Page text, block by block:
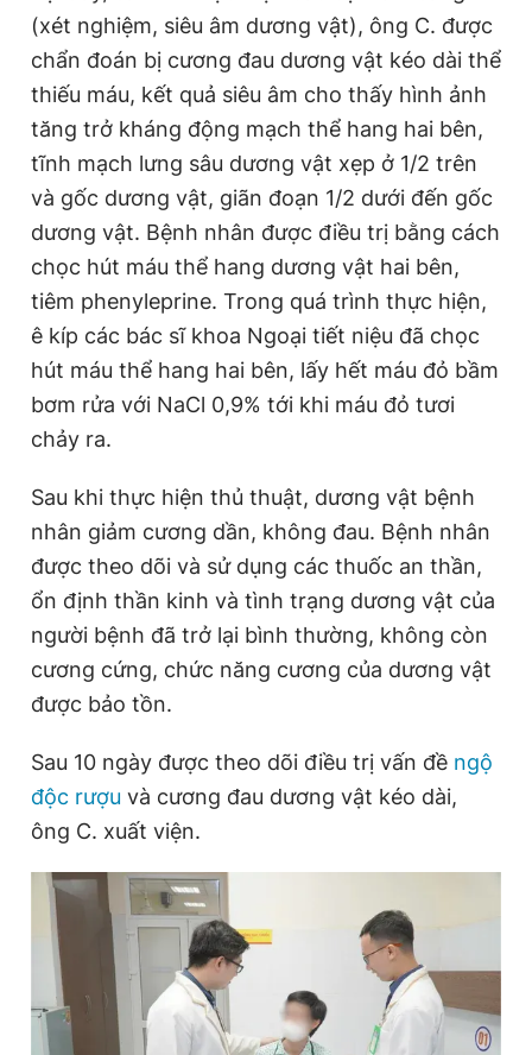
Theo dõi báo trên
Hotline
0906 645 777
Liên hệ quảng cáo
0908 780 404
Đặt báo Quảng cáo RSS Tòa soạn Chính sách bảo
Tổng biên tập: Nguyễn Ngọc Toàn
Phó tổng biên tập thường trực: Hải Thành
Phó tổng biên tập: Lâm Hiếu Dũng
Phó tổng biên tập: Trần Việt Hưng
Tổng thư ký tòa soạn: Đức Trung
Giấy phép xuất bản số 110/GP - BTTTT cấp ngày 24.3.2020
chép dưới mọi hình thức nếu không có sự chấp thuận bằng văn
bản. Phát triển bởi ePi Technologies, JSC.
(xét nghiệm, siêu âm dương vật), ông C. được
chẩn đoán bị cương đau dương vật kéo dài thể
thiếu máu, kết quả siêu âm cho thấy hình ảnh
tăng trở kháng động mạch thể hang hai bên,
tĩnh mạch lưng sâu dương vật xẹp ở 1/2 trên
và gốc dương vật, giãn đoạn 1/2 dưới đến gốc
dương vật. Bệnh nhân được điều trị bằng cách
chọc hút máu thể hang dương vật hai bên,
tiêm phenyleprine. Trong quá trình thực hiện,
ê kíp các bác sĩ khoa Ngoại tiết niệu đã chọc
hút máu thể hang hai bên, lấy hết máu đỏ bầm
bơm rửa với NaCl 0,9% tới khi máu đỏ tươi
chảy ra.
Sau khi thực hiện thủ thuật, dương vật bệnh
nhân giảm cương dần, không đau. Bệnh nhân
được theo dõi và sử dụng các thuốc an thần,
ổn định thần kinh và tình trạng dương vật của
người bệnh đã trở lại bình thường, không còn
cương cứng, chức năng cương của dương vật
được bảo tồn.
Sau 10 ngày được theo dõi điều trị vấn đề ngộ
độc rượu và cương đau dương vật kéo dài,
ông C. xuất viện.